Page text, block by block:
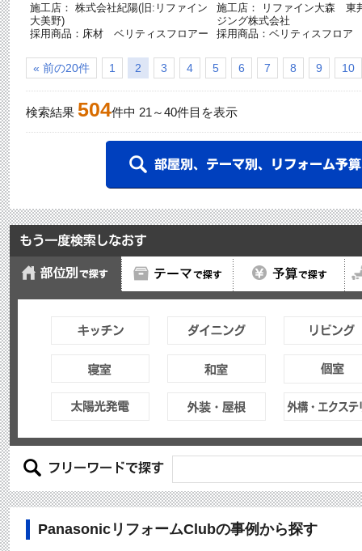
施工店： 株式会社紀陽(旧:リファイン
大美野)
採用商品：床材 ベリティスフロアー
施工店： リファイン大森 東
ジング株式会社
採用商品：ベリティスフロア
« 前の20件 1 2 3 4 5 6 7 8 9 10
検索結果 504件中 21 ～40件目を表示
PanasonicリフォームClubの事例から探す